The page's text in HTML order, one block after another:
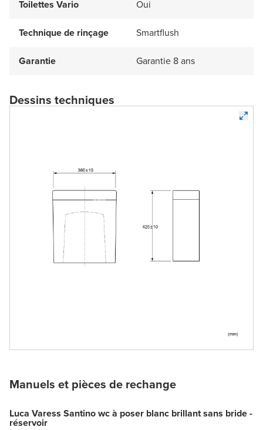
Toilettes Vario Oui
Technique de rinçage Smartflush
Garantie Garantie 8 ans
Dessins techniques
Manuels et pièces de rechange
Luca Varess Santino wc à poser blanc brillant sans bride -
réservoir